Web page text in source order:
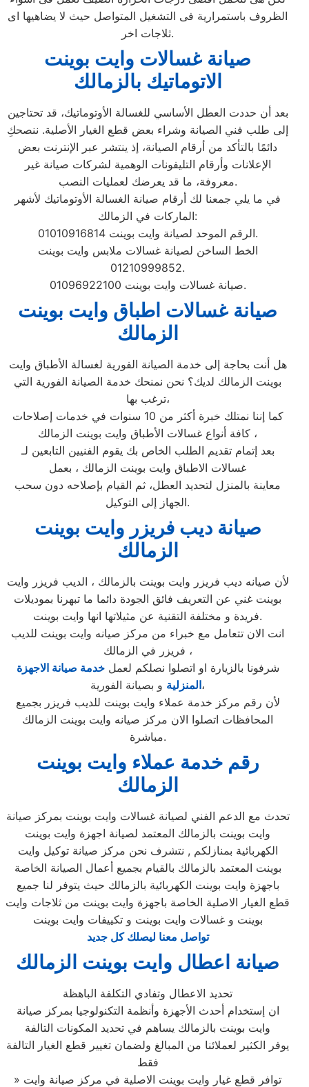
الظروف باستمرارية فى التشغيل المتواصل حيث لا يضاهيها اى
ثلاجات اخر.
صيانة غسالات وايت بوينت
الاتوماتيك بالزمالك
بعد أن حددت العطل الأساسي للغسالة الأوتوماتيك، قد تحتاجين
إلى طلب فني الصيانة وشراء بعض قطع الغيار الأصلية. ننصحكِ
دائمًا بالتأكد من أرقام الصيانة، إذ ينتشر عبر الإنترنت بعض
الإعلانات وأرقام التليفونات الوهمية لشركات صيانة غير
معروفة، ما قد يعرضك لعمليات النصب.
في ما يلي جمعنا لك أرقام صيانة الغسالة الأوتوماتيك لأشهر
الماركات في الزمالك:
الرقم الموحد لصيانة وايت بوينت 01010916814.
الخط الساخن لصيانة غسالات ملابس وايت بوينت
01210999852.
صيانة غسالات وايت بوينت 01096922100.
صيانة غسالات اطباق وايت بوينت
الزمالك
هل أنت بحاجة إلى خدمة الصيانة الفورية لغسالة الأطباق وايت
بوينت الزمالك لديك؟ نحن نمنحك خدمة الصيانة الفورية التي
ترغب بها،
كما إننا نمتلك خبرة أكثر من 10 سنوات في خدمات إصلاحات
كافة أنواع غسالات الأطباق وايت بوينت الزمالك ،
بعد إتمام تقديم الطلب الخاص بك يقوم الفنيين التابعين لـ
غسالات الاطباق وايت بوينت الزمالك ، بعمل
معاينة بالمنزل لتحديد العطل، ثم القيام بإصلاحه دون سحب
الجهاز إلى التوكيل.
صيانة ديب فريزر وايت بوينت
الزمالك
لأن صيانه ديب فريزر وايت بوينت بالزمالك ، الديب فريزر وايت
بوينت غني عن التعريف فائق الجودة دائما ما تبهرنا بموديلات
فريدة و مختلفة التقنية عن مثيلاتها انها وايت بوينت.
انت الان تتعامل مع خبراء من مركز صيانه وايت بوينت للديب
فريزر في الزمالك ،
شرفونا بالزيارة او اتصلوا نصلكم لعملخدمة صيانة الاجهزة
المنزليةو بصيانة الفورية،
لأن رقم مركز خدمة عملاء وايت بوينت للديب فريزر بجميع
المحافظات اتصلوا الان مركز صيانه وايت بوينت الزمالك
مباشرة.
رقم خدمة عملاء وايت بوينت
الزمالك
تحدث مع الدعم الفني لصيانة غسالات وايت بوينت بمركز صيانة
وايت بوينت بالزمالك المعتمد لصيانة اجهزة وايت بوينت
الكهربائية بمنازلكم , نتشرف نحن مركز صيانة توكيل وايت
بوينت المعتمد بالزمالك بالقيام بجميع أعمال الصيانة الخاصة
باجهزة وايت بوينت الكهربائية بالزمالك حيث يتوفر لنا جميع
قطع الغيار الاصلية الخاصة باجهزة وايت بوينت من ثلاجات وايت
بوينت و غسالات وايت بوينت و تكييفات وايت بوينت
تواصل معنا ليصلك كل جديد
صيانة اعطال وايت بوينت الزمالك
تحديد الاعطال وتفادي التكلفة الباهظة
ان إستخدام أحدث الأجهزة وأنظمة التكنولوجيا بمركز صيانة
وايت بوينت بالزمالك يساهم في تحديد المكونات التالفة
يوفر الكثير لعملائنا من المبالغ ولضمان تغيير قطع الغيار التالفة
فقط
» توافر قطع غيار وايت بوينت الاصلية في مركز صيانة وايت